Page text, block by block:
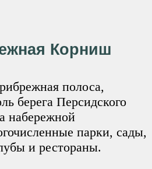
Корниш
полоса,
берега Персидского
набережной
парки, сады,
и рестораны.